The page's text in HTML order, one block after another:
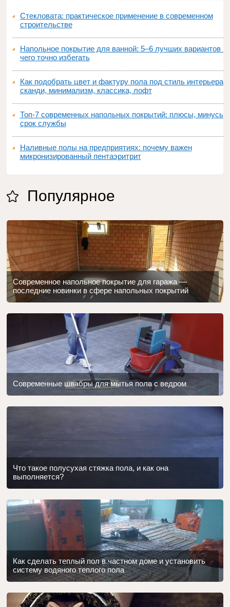
Стекловата: практическое применение в современном
строительстве
Напольное покрытие для ванной: 5–6 лучших вариантов и
чего точно избегать
Как подобрать цвет и фактуру пола под стиль интерьера:
сканди, минимализм, классика, лофт
Топ‑7 современных напольных покрытий: плюсы, минусы,
срок службы
Наливные полы на предприятиях: почему важен
микронизированный пентаэритрит
Популярное
Современное напольное покрытие для гаража —
последние новинки в сфере напольных покрытий
Современные швабры для мытья пола с ведром
Что такое полусухая стяжка пола, и как она
выполняется?
Как сделать теплый пол в частном доме и установить
систему водяного теплого пола